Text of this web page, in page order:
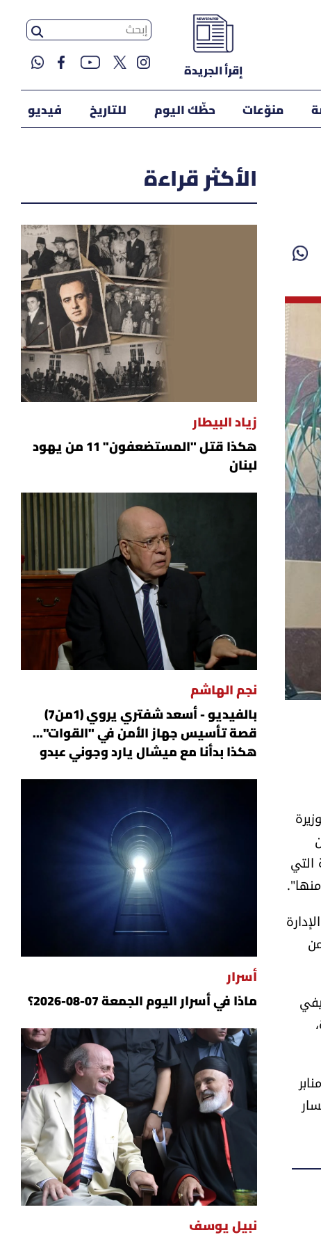
إقرأ الجريدة
منوّعات حظّك اليوم للتاريخ فيديو
الأكثر قراءة
زياد البيطار
هكذا قتل "المستضعفون" 11 من يهود
لبنان
نجم الهاشم
بالفيديو - أسعد شفتري يروي (1من7)
قصة تأسيس جهاز الأمن في "القوات"...
هكذا بدأنا مع ميشال يارد وجوني عبدو
أسرار
ماذا في أسرار اليوم الجمعة 07-08-2026؟
نبيل يوسف